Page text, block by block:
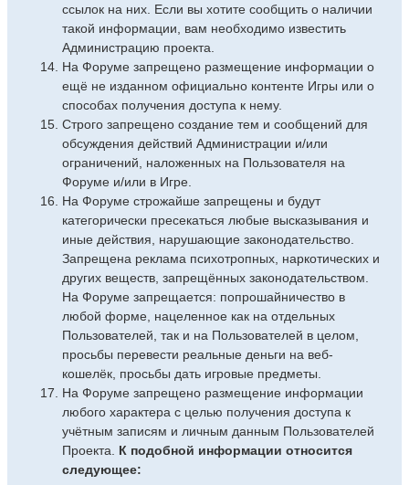
ссылок на них. Если вы хотите сообщить о наличии
такой информации, вам необходимо известить
Администрацию проекта.
На Форуме запрещено размещение информации о
ещё не изданном официально контенте Игры или о
способах получения доступа к нему.
Строго запрещено создание тем и сообщений для
обсуждения действий Администрации и/или
ограничений, наложенных на Пользователя на
Форуме и/или в Игре.
На Форуме строжайше запрещены и будут
категорически пресекаться любые высказывания и
иные действия, нарушающие законодательство.
Запрещена реклама психотропных, наркотических и
других веществ, запрещённых законодательством.
На Форуме запрещается: попрошайничество в
любой форме, нацеленное как на отдельных
Пользователей, так и на Пользователей в целом,
просьбы перевести реальные деньги на веб-
кошелёк, просьбы дать игровые предметы.
На Форуме запрещено размещение информации
любого характера с целью получения доступа к
учётным записям и личным данным Пользователей
Проекта. К подобной информации относится
следующее: